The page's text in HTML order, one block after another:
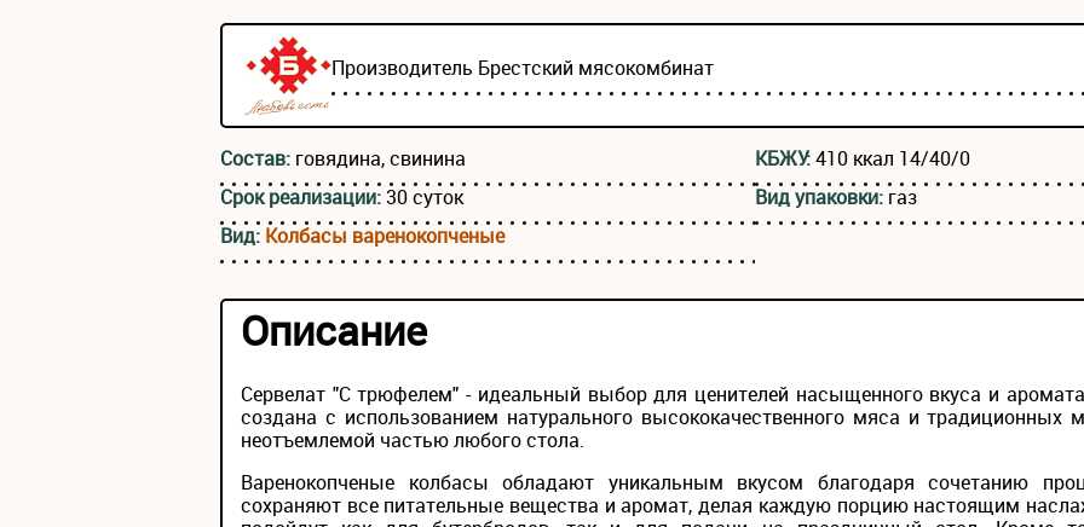
Производитель Брестский мясокомбинат
Состав: говядина, свинина КБЖУ:410 ккал 14/40/0
Срок реализации:30 суток Вид упаковки: газ
Вид: Колбасы варенокопченые
Описание
Сервелат "С трюфелем" - идеальный выбор для ценителей насыщенного вкуса и
создана с использованием натурального высококачественного мяса и традиционных
неотъемлемой частью любого стола.
Варенокопченые колбасы обладают уникальным вкусом благодаря сочетанию
сохраняют все питательные вещества и аромат, делая каждую порцию настоящим